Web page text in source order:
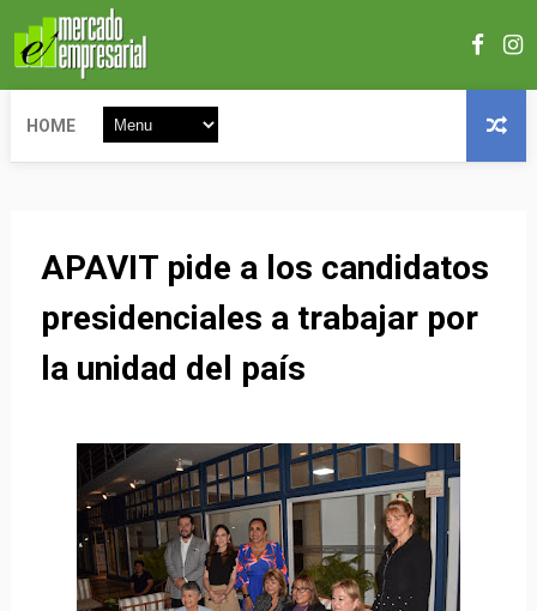
HOME
APAVIT pide a los candidatos
presidenciales a trabajar por
la unidad del país